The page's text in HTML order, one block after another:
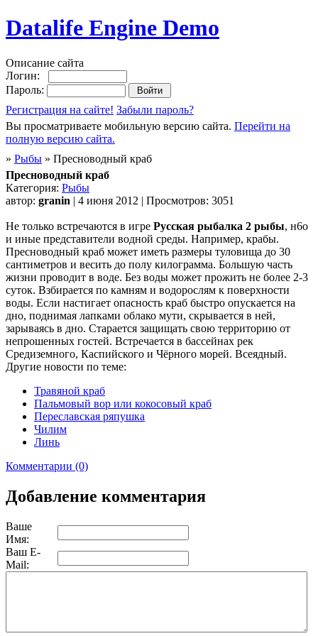
Datalife Engine Demo
Описание сайта
Логин:
Пароль:
Регистрация на сайте! Забыли пароль?
Вы просматриваете мобильную версию сайта. Перейти на
полную версию сайта.
» Рыбы » Пресноводный краб
Пресноводный краб
Категория: Рыбы
автор: granin | 4 июня 2012 | Просмотров: 3051
Не только встречаются в игре Русская рыбалка 2 рыбы, н6о
и иные представители водной среды. Например, крабы.
Пресноводный краб может иметь размеры туловища до 30
сантиметров и весить до полу килограмма. Большую часть
жизни проводит в воде. Без воды может прожить не более 2-3
суток. Взбирается по камням и водорослям к поверхности
воды. Если настигает опасность краб быстро опускается на
дно, поднимая лапками облако мути, скрывается в ней,
зарываясь в дно. Старается защищать свою территорию от
непрошенных гостей. Встречается в бассейнах рек
Средиземного, Каспийского и Чёрного морей. Всеядный.
Другие новости по теме:
Травяной краб
Пальмовый вор или кокосовый краб
Переславская ряпушка
Чилим
Линь
Комментарии (0)
Добавление комментария
Ваше
Имя:
Ваш E-
Mail: